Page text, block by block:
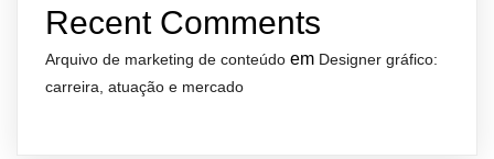
Recent Comments
Arquivo de marketing de conteúdo em Designer gráfico:
carreira, atuação e mercado